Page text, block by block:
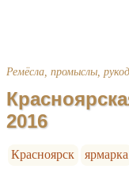
Ремёсла, промыслы,
2016
Красноярск ярмарка